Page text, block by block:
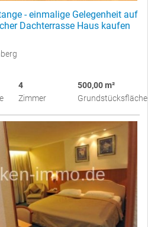
- einmalige Gelegenheit auf
Dachterrasse Haus kaufen
4
Zimmer
500,00 m²
Grundstücksfläche